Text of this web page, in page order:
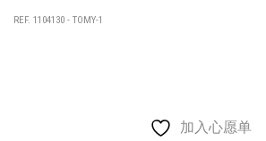
REF. 1104130 - TOMY-1
加入心愿单